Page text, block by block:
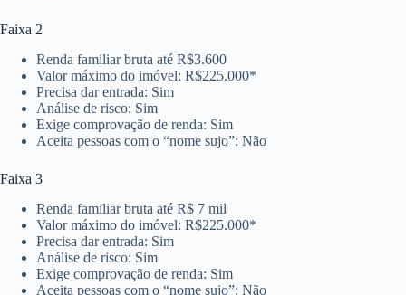
Faixa 2
Renda familiar bruta até R$3.600
Valor máximo do imóvel: R$225.000*
Precisa dar entrada: Sim
Análise de risco: Sim
Exige comprovação de renda: Sim
Aceita pessoas com o “nome sujo”: Não
Faixa 3
Renda familiar bruta até R$ 7 mil
Valor máximo do imóvel: R$225.000*
Precisa dar entrada: Sim
Análise de risco: Sim
Exige comprovação de renda: Sim
Aceita pessoas com o “nome sujo”: Não